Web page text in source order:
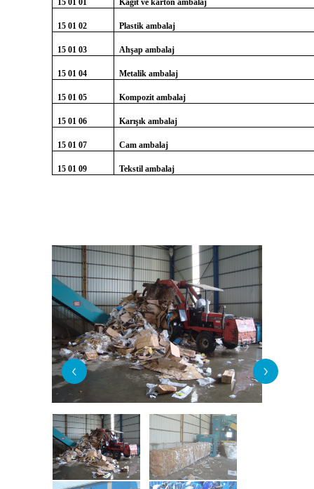
15 01 01 Kağıt ve karton ambalaj
15 01 02 Plastik ambalaj
15 01 03 Ahşap ambalaj
15 01 04 Metalik ambalaj
15 01 05 Kompozit ambalaj
15 01 06 Karışık ambalaj
15 01 07 Cam ambalaj
15 01 09 Tekstil ambalaj